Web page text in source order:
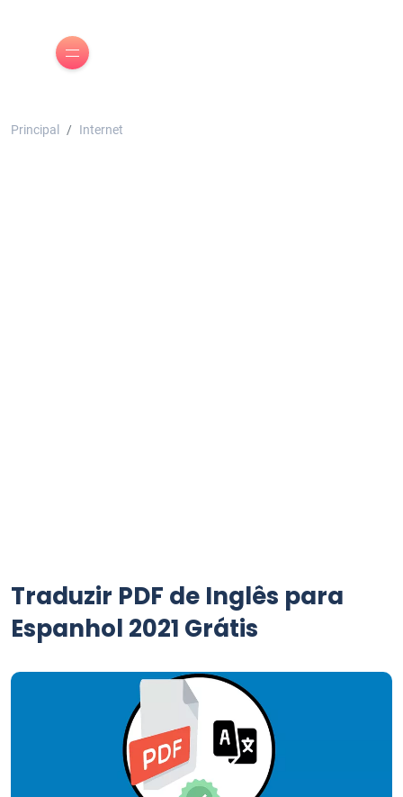
Principal Internet
Traduzir PDF de Inglês para
Espanhol 2021 Grátis